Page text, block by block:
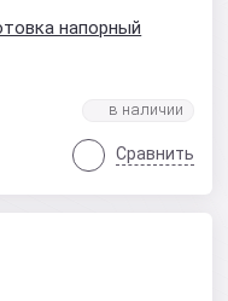
напорный
Сравнить